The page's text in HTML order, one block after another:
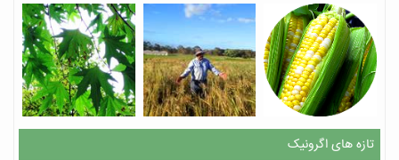
تازه های اگرونیک